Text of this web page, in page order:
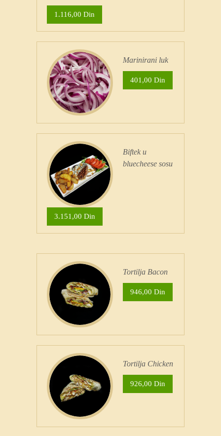
1.116,00 Din
Marinirani luk
401,00 Din
Biftek u
bluecheese sosu
3.151,00 Din
Tortilja Bacon
946,00 Din
Tortilja Chicken
926,00 Din